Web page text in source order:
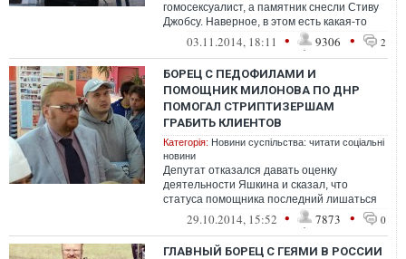
гомосексуалист, а памятник снесли Стиву
Джобсу. Наверное, в этом есть какая-то
нерушимая логика, но я не понял, какая ...
03.11.2014, 18:11 • 9306 • 2
БОРЕЦ С ПЕДОФИЛАМИ И
ПОМОЩНИК МИЛОНОВА ПО ДНР
ПОМОГАЛ СТРИПТИЗЕРШАМ
ГРАБИТЬ КЛИЕНТОВ
Категорія: Новини суспільства: читати соціальні
новини
Депутат отказался давать оценку
деятельности Яшкина и сказал, что
статуса помощника последний лишаться
не будет29.10.2014, 15:52 • 7873 • 0
ГЛАВНЫЙ БОРЕЦ С ГЕЯМИ В РОССИИ